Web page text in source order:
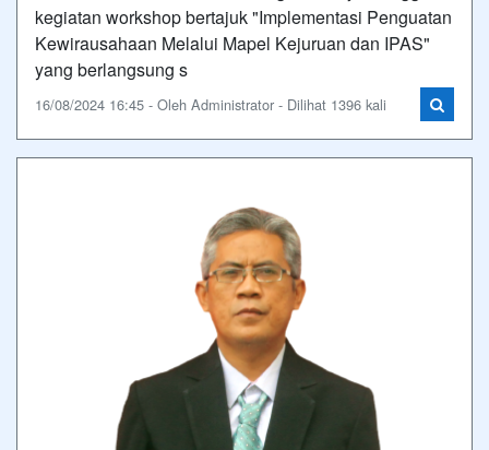
kegiatan workshop bertajuk "Implementasi Penguatan
Kewirausahaan Melalui Mapel Kejuruan dan IPAS"
yang berlangsung s
16/08/2024 16:45 - Oleh Administrator - Dilihat 1396 kali